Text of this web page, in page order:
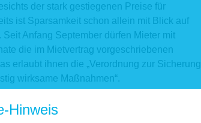
der stark gestiegenen Preise für
ist Sparsamkeit schon allein mit Blick auf
Anfang September dürfen Mieter mit
die im Mietvertrag vorgeschriebenen
erlaubt ihnen die „Verordnung zur Sicherung
wirksame Maßnahmen“.
ist nicht ratsam
Hinweis